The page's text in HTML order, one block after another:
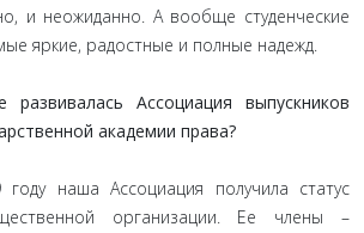
и неожиданно. А вообще студенческие
яркие, радостные и полные надежд.
Ассоциация выпускников
академии права?
Ассоциация получила статус
организации. Ее члены –